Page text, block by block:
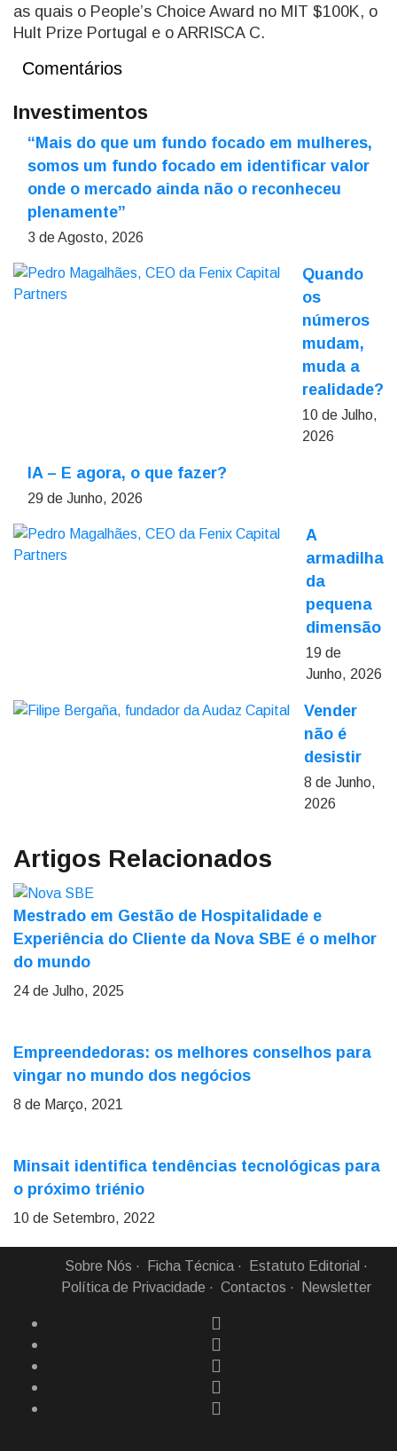
as quais o People’s Choice Award no MIT $100K, o
Hult Prize Portugal e o ARRISCA C.
Comentários
Investimentos
“Mais do que um fundo focado em mulheres,
somos um fundo focado em identificar valor
onde o mercado ainda não o reconheceu
plenamente”
3 de Agosto, 2026
Quando
os
números
mudam,
muda a
realidade?
10 de Julho,
2026
IA – E agora, o que fazer?
29 de Junho, 2026
A
armadilha
da
pequena
dimensão
19 de
Junho, 2026
Vender
não é
desistir
8 de Junho,
2026
Artigos Relacionados
Mestrado em Gestão de Hospitalidade e
Experiência do Cliente da Nova SBE é o melhor
do mundo
24 de Julho, 2025
Empreendedoras: os melhores conselhos para
vingar no mundo dos negócios
8 de Março, 2021
Minsait identifica tendências tecnológicas para
o próximo triénio
10 de Setembro, 2022
Sobre Nós Ficha Técnica
Estatuto Editorial
Política de Privacidade
Contactos Newsletter